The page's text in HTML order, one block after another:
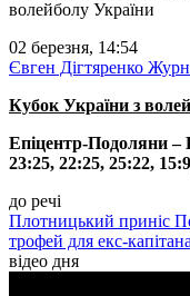
волейболу України
02 березня, 14:54
Євген Дігтяренко
Кубок України з
Епіцентр-Подоляни –
23:25, 22:25, 25:22,
до речі
Плотницький приніс
трофей для екс-
відео дня